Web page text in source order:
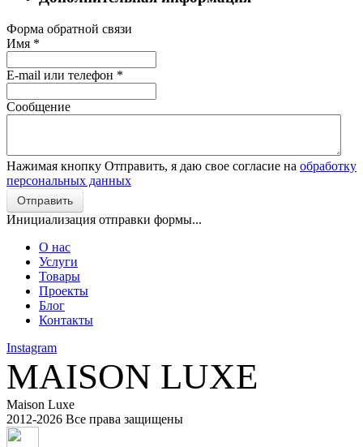
Форма обратной связи
Имя *
E-mail или телефон *
Сообщение
Нажимая кнопку Отправить, я даю свое согласие на обработку
персональных данных
Отправить
Инициализация отправки формы...
О нас
Услуги
Товары
Проекты
Блог
Контакты
Instagram
MAISON LUXE
Maison Luxe
2012-2026 Все права защищены